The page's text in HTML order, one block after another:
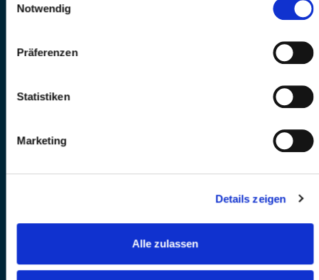
Notwendig
Präferenzen
Statistiken
Marketing
Details zeigen
Alle zulassen